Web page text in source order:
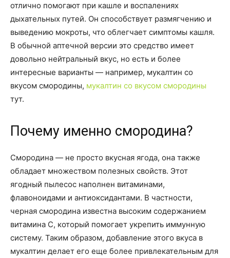
отлично помогают при кашле и воспалениях
дыхательных путей. Он способствует размягчению и
выведению мокроты, что облегчает симптомы кашля.
В обычной аптечной версии это средство имеет
довольно нейтральный вкус, но есть и более
интересные варианты — например, мукалтин со
вкусом смородины, мукалтин со вкусом смородины
тут.
Почему именно смородина?
Смородина — не просто вкусная ягода, она также
обладает множеством полезных свойств. Этот
ягодный пылесос наполнен витаминами,
флавоноидами и антиоксидантами. В частности,
черная смородина известна высоким содержанием
витамина C, который помогает укрепить иммунную
систему. Таким образом, добавление этого вкуса в
мукалтин делает его еще более привлекательным для